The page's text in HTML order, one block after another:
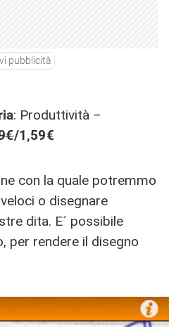
pubblicità
: Produttività –
/1,59€
con la quale potremmo
o disegnare
dita. E´ possibile
per rendere il disegno